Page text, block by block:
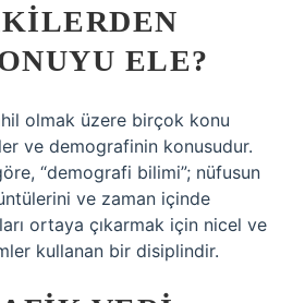
ELE?
olmak üzere birçok konu
ve demografinin konusudur.
“demografi bilimi”; nüfusun
ve zaman içinde
ortaya çıkarmak için nicel ve
kullanan bir disiplindir.